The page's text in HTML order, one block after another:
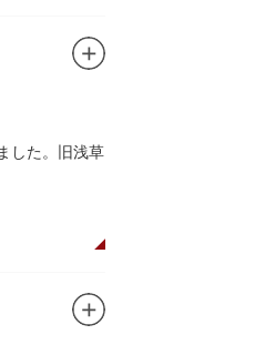
した。旧浅草